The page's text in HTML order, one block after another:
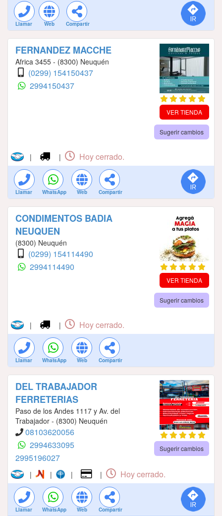
Llamar Web Compartir
FERNANDEZ MACCHE
Africa 3455 - (8300) Neuquén
(0299) 154150437
2994150437
VER TIENDA
Sugerir cambios
| | Hoy cerrado.
Llamar WhatsApp Web Compartir
CONDIMENTOS BADIA
NEUQUEN
(8300) Neuquén
(0299) 154114490
2994114490
VER TIENDA
Sugerir cambios
| | Hoy cerrado.
Llamar WhatsApp Web Compartir
DEL TRABAJADOR
FERRETERIAS
Paso de los Andes 1117 y Av. del
Trabajador - (8300) Neuquén
08103620056
2994633095
2995196027
Sugerir cambios
| | | | Hoy cerrado.
Llamar WhatsApp Web Compartir